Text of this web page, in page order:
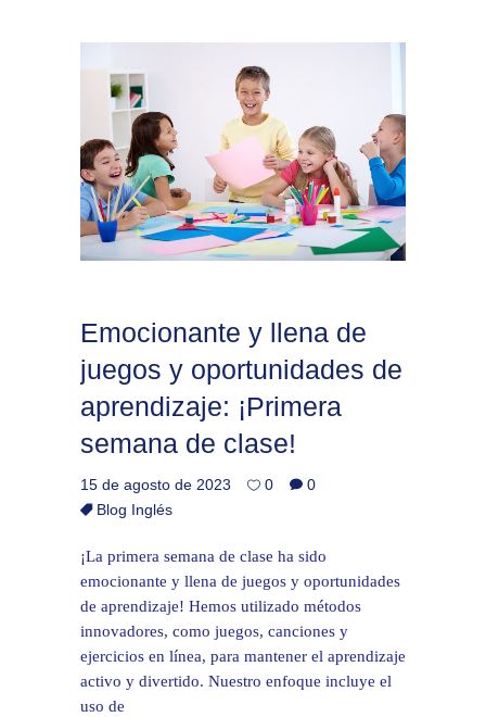
Emocionante y llena de
juegos y oportunidades de
aprendizaje: ¡Primera
semana de clase!
15 de agosto de 2023 0
0
Blog Inglés
¡La primera semana de clase ha sido
emocionante y llena de juegos y oportunidades
de aprendizaje! Hemos utilizado métodos
innovadores, como juegos, canciones y
ejercicios en línea, para mantener el aprendizaje
activo y divertido. Nuestro enfoque incluye el
uso de